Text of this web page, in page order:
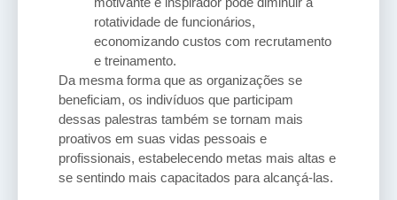
rotatividade de funcionários,
economizando custos com recrutamento
e treinamento.
Da mesma forma que as organizações se
beneficiam, os indivíduos que participam
dessas palestras também se tornam mais
proativos em suas vidas pessoais e
profissionais, estabelecendo metas mais altas e
se sentindo mais capacitados para alcançá-las.